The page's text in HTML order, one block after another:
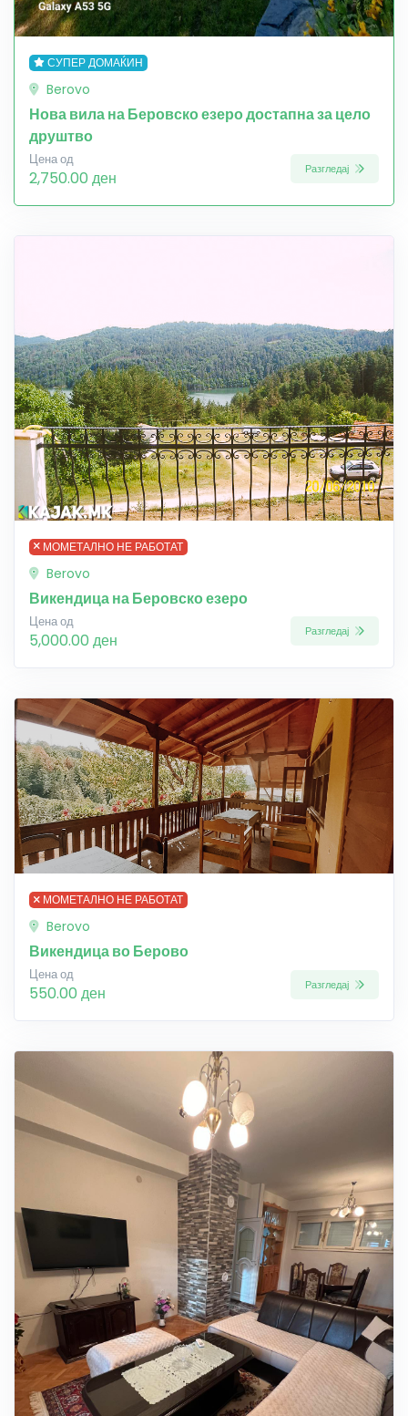
СУПЕР ДОМАЌИН
Berovo
Нова вила на Беровско езеро достапна за цело
друштво
Цена од
2,750.00 ден Разгледај
МОМЕТАЛНО НЕ РАБОТАТ
Berovo
Викендица на Беровско езеро
Цена од
5,000.00 ден Разгледај
МОМЕТАЛНО НЕ РАБОТАТ
Berovo
Викендица во Берово
Цена од
550.00 ден Разгледај